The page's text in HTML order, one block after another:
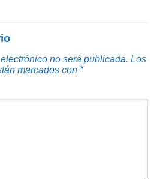
no será publicada. Los
marcados con *